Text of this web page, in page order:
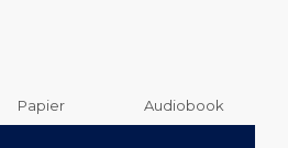
Papier Audiobook